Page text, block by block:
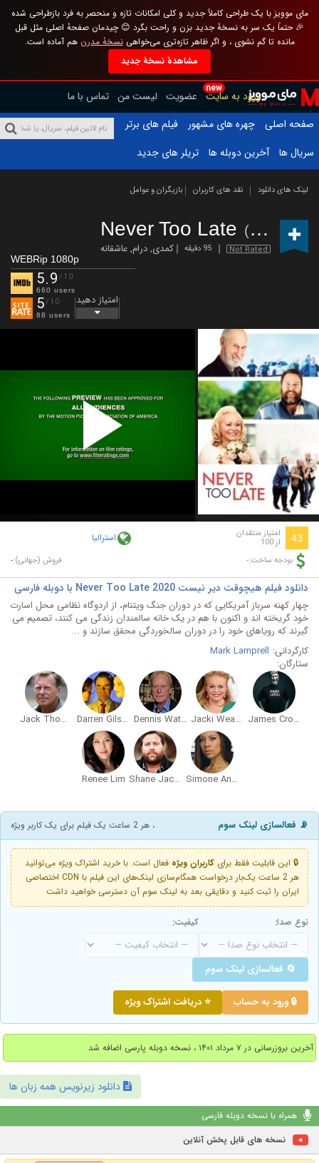
مای موویز با یک طراحی کاملاً جدید و کلی امکانات تازه و منحصر به فرد بازطراحی شده
🎉 حتماً یک سر به نسخهٔ جدید بزن و راحت بگرد 😊 چیدمان صفحهٔ اصلی مثل قبل
مانده تا گم نشوی ، و اگر ظاهر تازه‌تری می‌خواهینسخهٔ مدرن هم آماده است.
مشاهدهٔ نسخهٔ جدید
new
ورود به سایت عضویت لیست من تماس با ما
صفحه اصلی
چهره های مشهور
فیلم های برتر
سریال ها
آخرین دوبله ها تریلر های جدید
لینک های دانلود نقد های کاربران بازیگران و عوامل
Never Too Late (2020)
Not Rated 95 دقیقه کمدی,درام,عاشقانه
WEBRip 1080p
5.9 /10
660 users
5/10
88 users
امتیاز دهید
Play
Video
43 امتیاز منتقدان
از 100 استرالیا
بودجه ساخت:- فروش (جهانی):-
دانلود فیلم هیچوقت دیر نیست Never Too Late 2020 با دوبله فارسی
چهار کهنه سرباز آمریکایی که در دوران جنگ ویتنام، از اردوگاه نظامی محل اسارت
خود گریخته اند و اکنون با هم در یک خانه سالمندان زندگی می کنند، تصمیم می
گیرند که رویاهای خود را در دوران سالخوردگی محقق سازند و ...
کارگردانی: Mark Lamprell
ستارگان:
James Cromwell
Jacki Weaver
Dennis Waterman
Darren Gilshenan
Jack Thompson
Simone Annan
Shane Jacobson
Renee Lim
📡 فعالسازی لینک سوم ، هر 2 ساعت یک فیلم برای یک کاربر ویژه
🔒 این قابلیت فقط برای کاربران ویژه فعال است. با خرید اشتراک ویژه می‌توانید
هر 2 ساعت یک‌بار درخواست همگام‌سازی لینک‌های این فیلم با CDN اختصاصی
ایران را ثبت کنید و دقایقی بعد به لینک سوم آن دسترسی خواهید داشت
نوع صدا: کیفیت:
🔄 فعالسازی لینک سوم
🔒 ورود به حساب ⭐ دریافت اشتراک ویژه
آخرین بروزرسانی در ۷ مرداد ۱۴۰۱ ، نسخه دوبله پارسی اضافه شد
دانلود زیرنویس همه زبان ها
همراه با نسخه دوبله فارسی
نسخه های قابل پخش آنلاین